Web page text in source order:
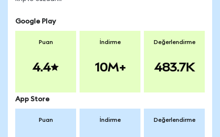
Google Play
Puan
4.4
İndirme
10M+
Değerlendirme
483.7K
App Store
Puan İndirme Değerlendirme